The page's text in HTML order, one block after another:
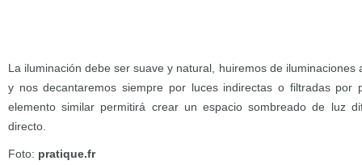
La iluminación debe ser suave y natural, huiremos de iluminaciones
y nos decantaremos siempre por luces indirectas o filtradas por
elemento similar permitirá crear un espacio sombreado de luz
directo.
Foto: pratique.fr